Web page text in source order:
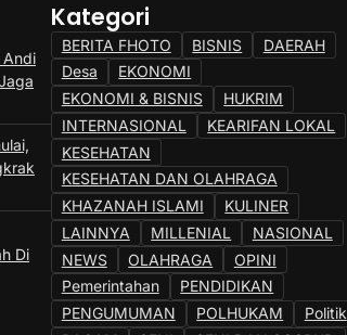
Andi
Di
Kategori
BERITA FHOTO BISNIS
DAERAH
Desa
EKONOMI
EKONOMI & BISNIS
HUKRIM
INTERNASIONAL
KEARIFAN LOKAL
KESEHATAN
KESEHATAN DAN OLAHRAGA
KHAZANAH ISLAMI
KULINER
LAINNYA
MILLENIAL
NASIONAL
NEWS
OLAHRAGA
OPINI
Pemerintahan
PENDIDIKAN
PENGUMUMAN
POLHUKAM
Politik